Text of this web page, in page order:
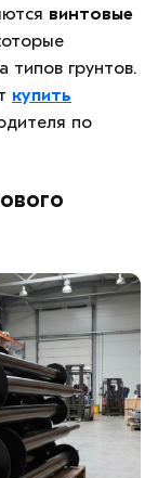
винтовые
типов грунтов.
купить
по